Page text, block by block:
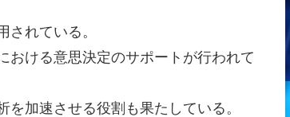
れている。
おける意思決定のサポートが行われて
加速させる役割も果たしている。